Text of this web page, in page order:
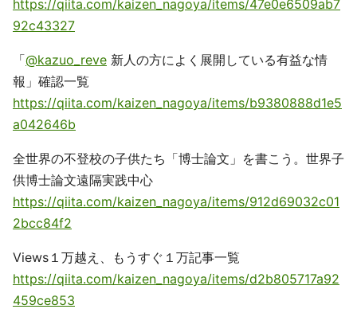
https://qiita.com/kaizen_nagoya/items/47e0e6509ab7
92c43327
「@kazuo_reve 新人の方によく展開している有益な情
報」確認一覧
https://qiita.com/kaizen_nagoya/items/b9380888d1e5
a042646b
全世界の不登校の子供たち「博士論文」を書こう。世界子
供博士論文遠隔実践中心
https://qiita.com/kaizen_nagoya/items/912d69032c01
2bcc84f2
Views１万越え、もうすぐ１万記事一覧
https://qiita.com/kaizen_nagoya/items/d2b805717a92
459ce853